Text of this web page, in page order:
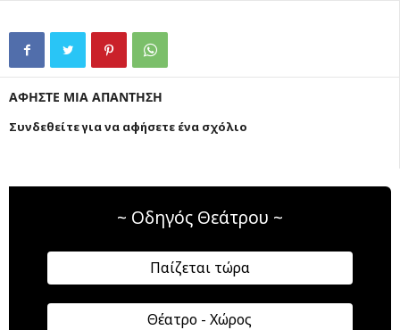
ΑΦΗΣΤΕ ΜΙΑ ΑΠΑΝΤΗΣΗ
Συνδεθείτε για να αφήσετε ένα σχόλιο
~ Οδηγός Θεάτρου ~
Παίζεται τώρα
Θέατρο - Χώρος